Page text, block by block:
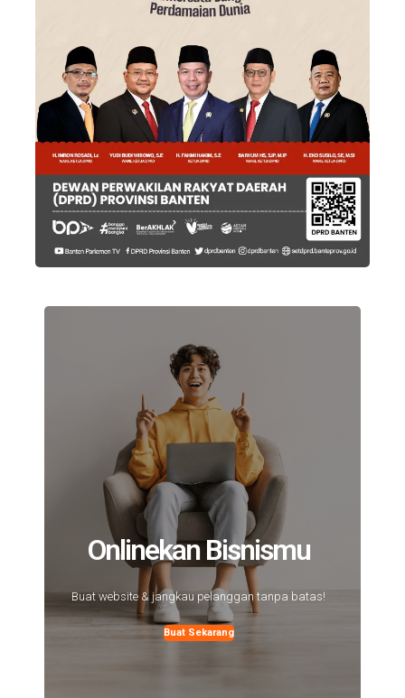
Onlinekan Bisnismu
Buat website & jangkau pelanggan tanpa batas!
Buat Sekarang